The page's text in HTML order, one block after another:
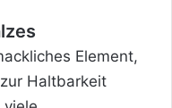
Element,
Haltbarkeit